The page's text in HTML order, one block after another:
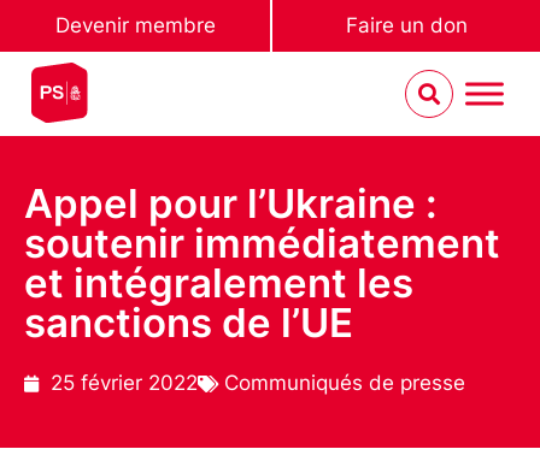
Devenir membre Faire un don
Appel pour l’Ukraine :
soutenir immédiatement
et intégralement les
sanctions de l’UE
25 février 2022 Communiqués de presse